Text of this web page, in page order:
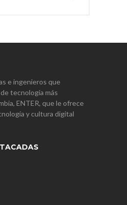
e ingenieros que
tecnología más
ENTER, que le ofrece
y cultura digital